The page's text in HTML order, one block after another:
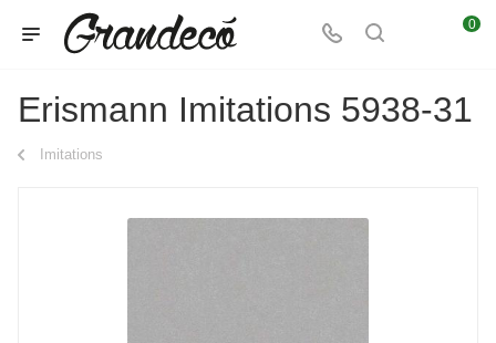
0
Erismann Imitations 5938-31
Imitations